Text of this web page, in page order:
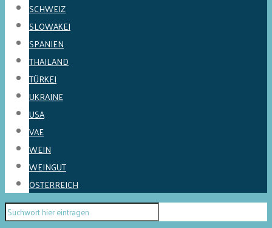
SCHWEIZ
SLOWAKEI
SPANIEN
THAILAND
TÜRKEI
UKRAINE
USA
VAE
WEIN
WEINGUT
ÖSTERREICH